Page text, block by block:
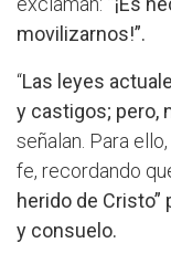
movilizarnos!”.
“Las leyes
y castigos; pero,
señalan. Para
fe, recordando
herido de
y consuelo.